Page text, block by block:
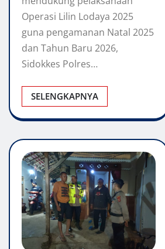
Operasi Lilin Lodaya 2025
guna pengamanan Natal 2025
dan Tahun Baru 2026,
Sidokkes Polres…
SELENGKAPNYA